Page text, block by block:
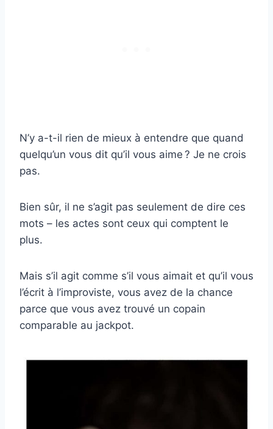
N’y a-t-il rien de mieux à entendre que quand
quelqu’un vous dit qu’il vous aime ? Je ne crois
pas.
Bien sûr, il ne s’agit pas seulement de dire ces
mots – les actes sont ceux qui comptent le
plus.
Mais s’il agit comme s’il vous aimait et qu’il vous
l’écrit à l’improviste, vous avez de la chance
parce que vous avez trouvé un copain
comparable au jackpot.